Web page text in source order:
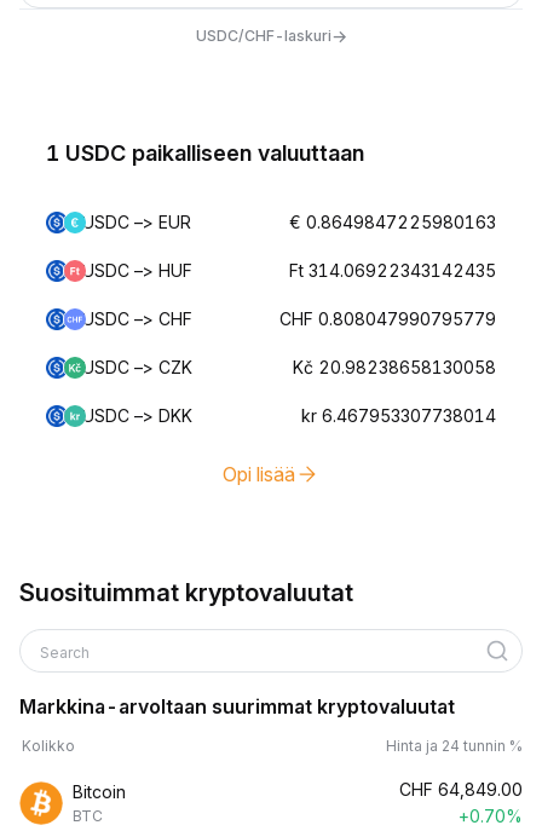
USDC/CHF-laskuri→
1 USDC paikalliseen valuuttaan
USDC –> EUR € 0.8649847225980163
USDC –> HUF Ft 314.06922343142435
USDC –> CHF CHF 0.808047990795779
USDC –> CZK Kč 20.98238658130058
USDC –> DKK kr 6.467953307738014
Opi lisää
Suosituimmat kryptovaluutat
Search
Markkina-arvoltaan suurimmat kryptovaluutat
Kolikko Hinta ja 24 tunnin %
Bitcoin
BTC
CHF 64,849.00
+0.70%